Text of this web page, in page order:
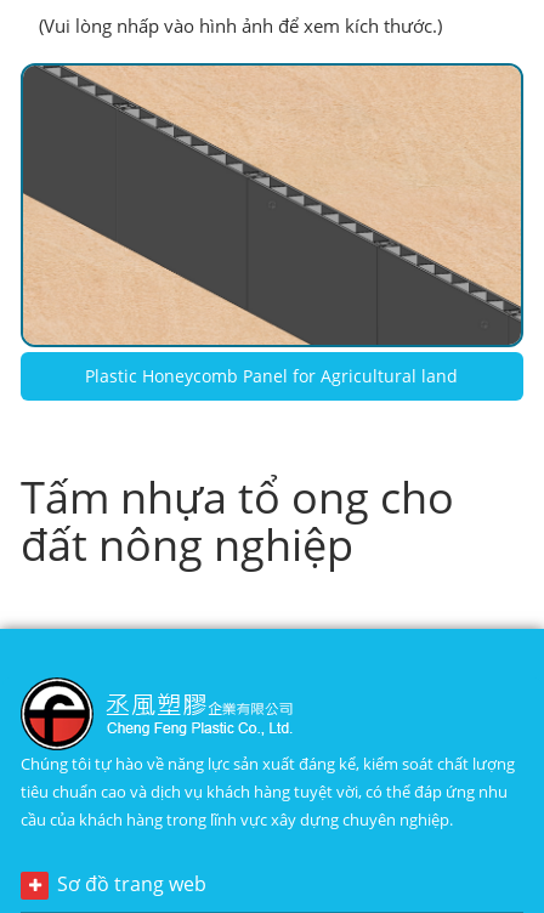
(Vui lòng nhấp vào hình ảnh để xem kích thước.)
Plastic Honeycomb Panel for Agricultural land
Tấm nhựa tổ ong cho
đất nông nghiệp
Chúng tôi tự hào về năng lực sản xuất đáng kể, kiểm soát chất lượng
tiêu chuẩn cao và dịch vụ khách hàng tuyệt vời, có thể đáp ứng nhu
cầu của khách hàng trong lĩnh vực xây dựng chuyên nghiệp.
Sơ đồ trang web